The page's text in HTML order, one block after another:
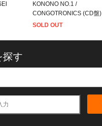
KONONO NO.1 /
CONGOTRONICS (CD盤)
SOLD OUT
探す